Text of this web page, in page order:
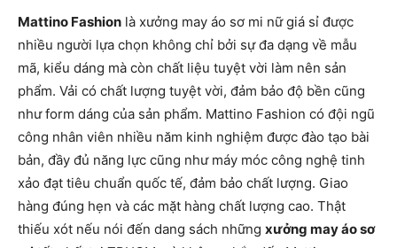
Mattino Fashion là xưởng may áo sơ mi nữ giá sỉ được
nhiều người lựa chọn không chỉ bởi sự đa dạng về mẫu
mã, kiểu dáng mà còn chất liệu tuyệt vời làm nên sản
phẩm. Vải có chất lượng tuyệt vời, đảm bảo độ bền cũng
như form dáng của sản phẩm. Mattino Fashion có đội ngũ
công nhân viên nhiều năm kinh nghiệm được đào tạo bài
bản, đầy đủ năng lực cũng như máy móc công nghệ tinh
xảo đạt tiêu chuẩn quốc tế, đảm bảo chất lượng. Giao
hàng đúng hẹn và các mặt hàng chất lượng cao. Thật
thiếu xót nếu nói đến dang sách những xưởng may áo sơ